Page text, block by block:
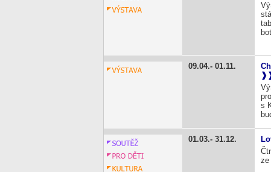
09.04. 01.11.
s
01.03. 31.12.
ze